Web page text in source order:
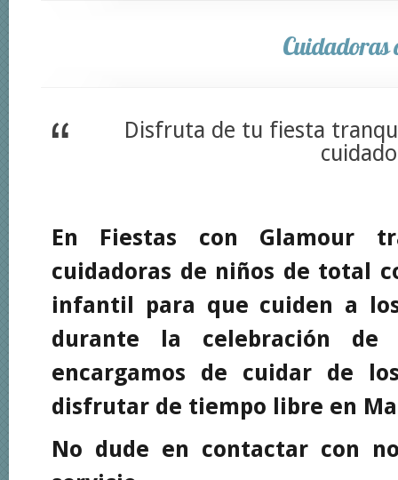
Cuidadoras
Disfruta de tu fiesta
En Fiestas con Glamour
cuidadoras de niños de total
infantil para que cuiden a
durante la celebración
encargamos de cuidar de
disfrutar de tiempo libre en
No dude en contactar con